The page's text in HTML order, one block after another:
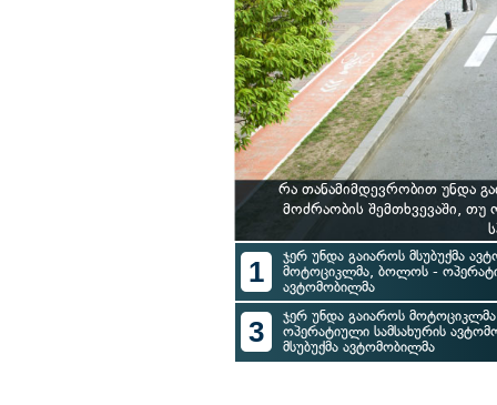
რა თანამიმდევრობით უნდა
მოძრაობის შემთხვევაში,
1
ჯერ უნდა გაიაროს მსუბუქმა
მოტოციკლმა, ბოლოს -
ავტომობილმა
3
ჯერ უნდა გაიაროს
ოპერატიული სამსახურის
მსუბუქმა ავტომობილმა